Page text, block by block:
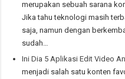
merupakan sebuah sarana
Jika tahu teknologi masih
saja, namun dengan
sudah…
Ini Dia 5 Aplikasi Edit Video
menjadi salah satu konten